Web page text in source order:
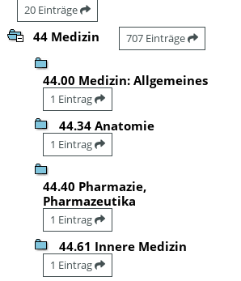
20 Einträge
44 Medizin 707 Einträge
44.00 Medizin: Allgemeines
1 Eintrag
44.34 Anatomie
1 Eintrag
44.40 Pharmazie,
Pharmazeutika
1 Eintrag
44.61 Innere Medizin
1 Eintrag